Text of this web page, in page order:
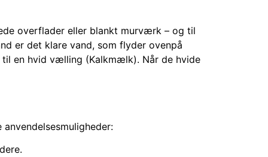
overflader eller blankt murværk – og til
er det klare vand, som flyder ovenpå
en hvid vælling (Kalkmælk). Når de hvide